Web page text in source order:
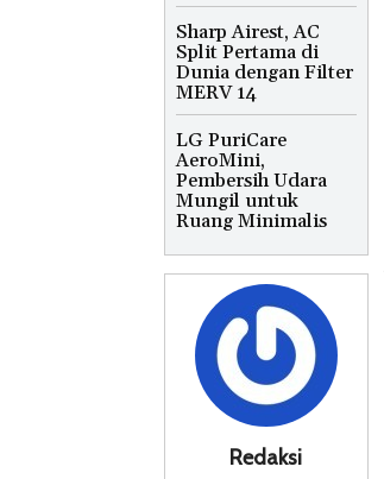
Sharp Airest, AC
Split Pertama di
Dunia dengan Filter
MERV 14
LG PuriCare
AeroMini,
Pembersih Udara
Mungil untuk
Ruang Minimalis
Redaksi